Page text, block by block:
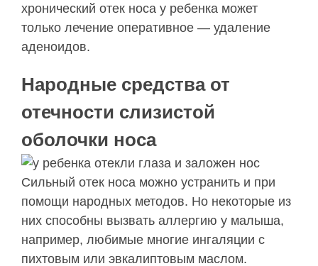
хронический отек носа у ребенка может
только лечение оперативное — удаление
аденоидов.
Народные средства от
отечности слизистой
оболочки носа
Сильный отек носа можно устранить и при
помощи народных методов. Но некоторые из
них способны вызвать аллергию у малыша,
например, любимые многие ингаляции с
пихтовым или эвкалиптовым маслом.